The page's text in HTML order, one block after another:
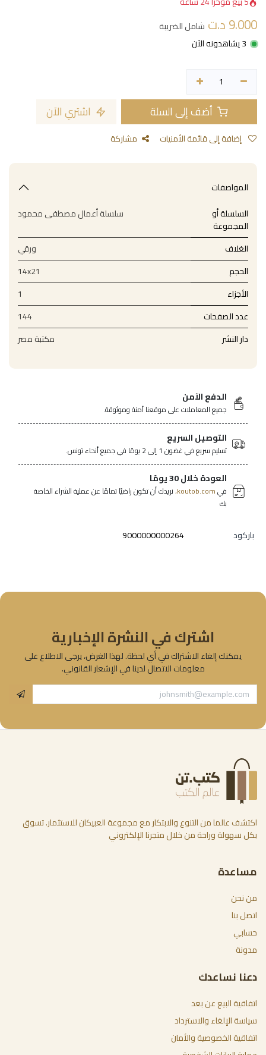
9.000د.ت شامل الضريبة
3 يشاهدونه الآن
أضف إلى السلة اشتري الآن
مشاركة
المواصفات
السلسلة أو
المجموعة
سلسلة أعمال مصطفى محمود
الغلاف
ورقي
الحجم
14x21
الأجزاء
1
عدد الصفحات
144
دار النشر
مكتبة مصر
الدفع الآمن
جميع المعاملات على موقعنا آمنة وموثوقة.
التوصيل السريع
تسليم سريع في غضون 1 إلى 2 يومًا في جميع أنحاء تونس.
العودة خلال 30 يومًا
فيkoutob.com، نريدك أن تكون راضيًا تمامًا عن عملية الشراء الخاصة
بك
باركود 9000000000264
اشترك في النشرة الإخبارية
يمكنك إلغاء الاشتراك في أي لحظة. لهذا الغرض، يرجى الاطلاع على
معلومات الاتصال لدينا في الإشعار القانوني.
اكتشف عالما من التنوع والابتكار مع مجموعة العبيكان للاستثمار. تسوق
بكل سهولة وراحة من خلال متجرنا الإلكتروني
مساعدة
من نحن
اتصل بنا
حسابي
مدونة
دعنا نساعدك
اتفاقية البيع عن بعد
سياسة الإلغاء والاسترداد
اتفاقية الخصوصية والأمان